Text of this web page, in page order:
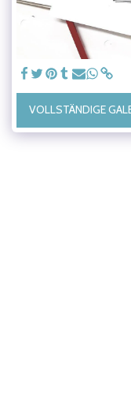
VOLLSTÄNDIGE